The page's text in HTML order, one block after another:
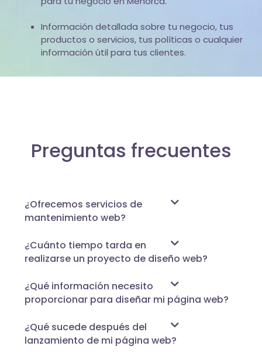
Información detallada sobre tu negocio, tus
productos o servicios, tus políticas o cualquier
información útil para tus clientes.
Preguntas frecuentes
¿Ofrecemos servicios de
mantenimiento web?
¿Cuánto tiempo tarda en
realizarse un proyecto de diseño web?
¿Qué información necesito
proporcionar para diseñar mi página web?
¿Qué sucede después del
lanzamiento de mi página web?